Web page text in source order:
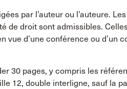
par l’auteur ou l’auteure.
de droit sont admissibles.
vue d’une conférence ou d’un
30 pages, y compris les
12, double interligne, sauf la